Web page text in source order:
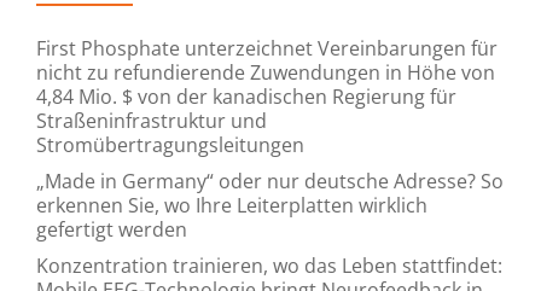
First Phosphate unterzeichnet Vereinbarungen für
nicht zu refundierende Zuwendungen in Höhe von
4,84 Mio. $ von der kanadischen Regierung für
Straßeninfrastruktur und
Stromübertragungsleitungen
„Made in Germany“ oder nur deutsche Adresse? So
erkennen Sie, wo Ihre Leiterplatten wirklich
gefertigt werden
Konzentration trainieren, wo das Leben stattfindet: